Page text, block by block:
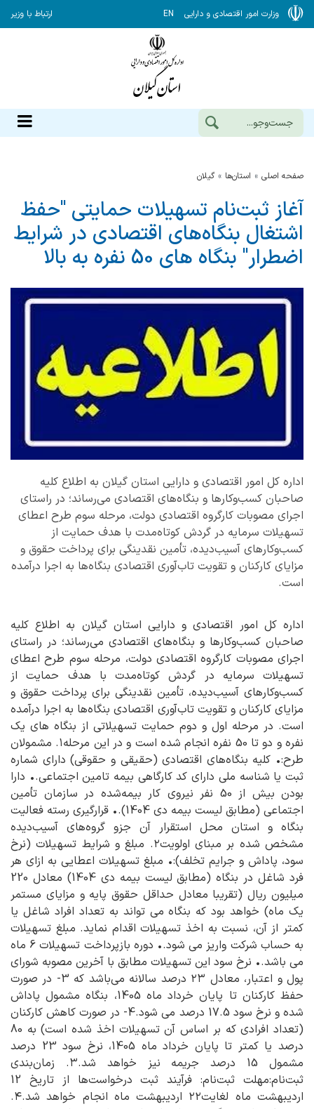
وزارت امور اقتصادی و دارایی EN ارتباط با وزیر
صفحه اصلی استان‌ها گيلان
آغاز ثبت‌نام تسهیلات حمایتی "حفظ
اشتغال بنگاه‌های اقتصادی در شرایط
اضطرار" بنگاه های 50 نفره به بالا
اداره کل امور اقتصادی و دارایی استان گیلان به اطلاع کلیه
صاحبان کسب‌وکارها و بنگاه‌های اقتصادی می‌رساند؛ در راستای
اجرای مصوبات کارگروه اقتصادی دولت، مرحله سوم طرح اعطای
تسهیلات سرمایه در گردش کوتاه‌مدت با هدف حمایت از
کسب‌وکارهای آسیب‌دیده، تأمین نقدینگی برای پرداخت حقوق و
مزایای کارکنان و تقویت تاب‌آوری اقتصادی بنگاه‌ها به اجرا درآمده
است.
اداره کل امور اقتصادی و دارایی استان گیلان به اطلاع کلیه
صاحبان کسب‌وکارها و بنگاه‌های اقتصادی می‌رساند؛ در راستای
اجرای مصوبات کارگروه اقتصادی دولت، مرحله سوم طرح اعطای
تسهیلات سرمایه در گردش کوتاه‌مدت با هدف حمایت از
کسب‌وکارهای آسیب‌دیده، تأمین نقدینگی برای پرداخت حقوق و
مزایای کارکنان و تقویت تاب‌آوری اقتصادی بنگاه‌ها به اجرا درآمده
است. در مرحله اول و دوم حمایت تسهیلاتی از بنگاه های یک
نفره و دو تا 50 نفره انجام شده است و در این مرحله۱. مشمولان
طرح:• کلیه بنگاه‌های اقتصادی (حقیقی و حقوقی) دارای شماره
ثبت یا شناسه ملی دارای کد کارگاهی بیمه تامین اجتماعی.• دارا
بودن بیش از 50 نفر نیروی کار بیمه‌شده در سازمان تأمین
اجتماعی (مطابق لیست بیمه دی 1404).• قرارگیری رسته فعالیت
بنگاه و استان محل استقرار آن جزو گروه‌های آسیب‌دیده
مشخص شده بر مبنای اولویت۲. مبلغ و شرایط تسهیلات (نرخ
سود، پاداش و جرایم تخلف):• مبلغ تسهیلات اعطایی به ازای هر
فرد شاغل در بنگاه (مطابق لیست بیمه دی 1404) معادل 220
میلیون ریال (تقریبا معادل حداقل حقوق پایه و مزایای مستمر
یک ماه) خواهد بود که بنگاه می تواند به تعداد افراد شاغل یا
کمتر از آن، نسبت به اخذ تسهیلات اقدام نماید. مبلغ تسهیلات
به حساب شرکت واریز می شود.• دوره بازپرداخت تسهیلات 6 ماه
می باشد.• نرخ سود این تسهیلات مطابق با آخرین مصوبه شورای
پول و اعتبار، معادل ۲۳ درصد سالانه می‌باشد که 3- در صورت
حفظ کارکنان تا پایان خرداد ماه 1405، بنگاه مشمول پاداش
شده و نرخ سود 17.5 درصد می شود.4- در صورت کاهش کارکنان
(تعداد افرادی که بر اساس آن تسهیلات اخذ شده است) به 80
درصد یا کمتر تا پایان خرداد ماه 1405، نرخ سود 23 درصد
مشمول 15 درصد جریمه نیز خواهد شد.۳. زمان‌بندی
ثبت‌نام:مهلت ثبت‌نام: فرآیند ثبت درخواست‌ها از تاریخ 12
اردیبهشت ماه لغایت۲۲ اردیبهشت ماه انجام خواهد شد.۴.